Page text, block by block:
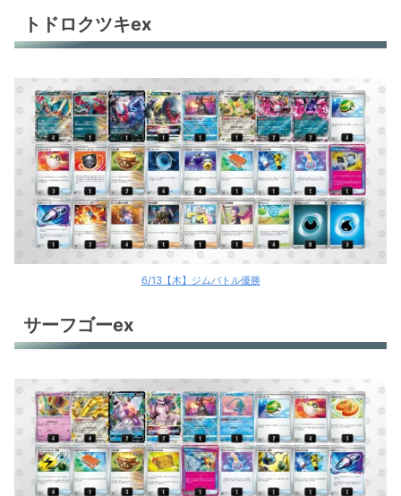
トドロクツキex
6/13【木】ジムバトル優勝
サーフゴーex